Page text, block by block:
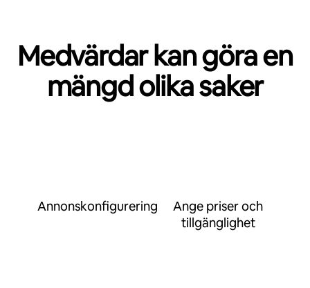
Medvärdar kan göra en
mängd olika saker
Annonskonfigurering
Ange priser och
tillgänglighet